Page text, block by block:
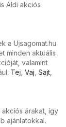
Aldi akciós
a Ujsagomat.hu
minden aktuális
valamint
Tej Vaj Sajt
árakat, így
ajánlatokkal.